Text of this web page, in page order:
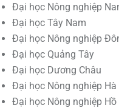
Đại học Nông nghiệp
Đại học Tây Nam
Đại học Nông nghiệp
Đại học Quảng Tây
Đại học Dương Châu
Đại học Nông nghiệp Hà
Đại học Nông nghiệp Hồ